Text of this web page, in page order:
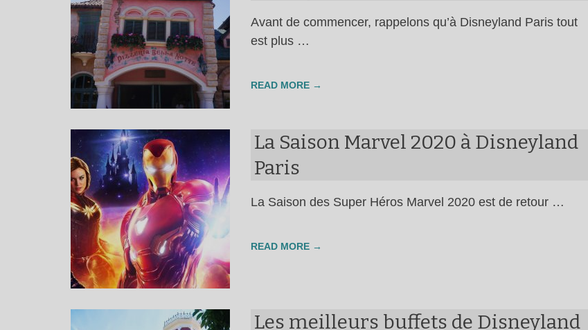
Avant de commencer, rappelons qu’à Disneyland Paris tout
est plus …
READ MORE →
La Saison Marvel 2020 à Disneyland
Paris
La Saison des Super Héros Marvel 2020 est de retour …
READ MORE →
Les meilleurs buffets de Disneyland